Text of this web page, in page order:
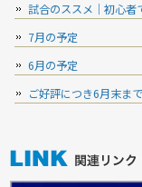
試合のススメ｜初心者
7月の予定
6月の予定
ご好評につき6月末ま